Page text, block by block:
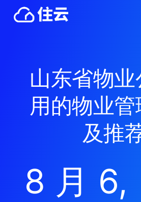
山东省物业
用的物业
及推
8 月 6,